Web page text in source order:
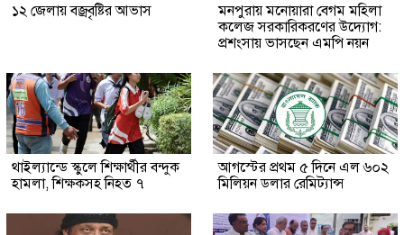
১২ জেলায় বজ্রবৃষ্টির আভাস
মনপুরায় মনোয়ারা বেগম মহিলা
কলেজ সরকারিকরণের উদ্যোগ:
প্রশংসায় ভাসছেন এমপি নয়ন
থাইল্যান্ডে স্কুলে শিক্ষার্থীর বন্দুক
হামলা, শিক্ষকসহ নিহত ৭
আগস্টের প্রথম ৫ দিনে এল ৬০২
মিলিয়ন ডলার রেমিট্যান্স